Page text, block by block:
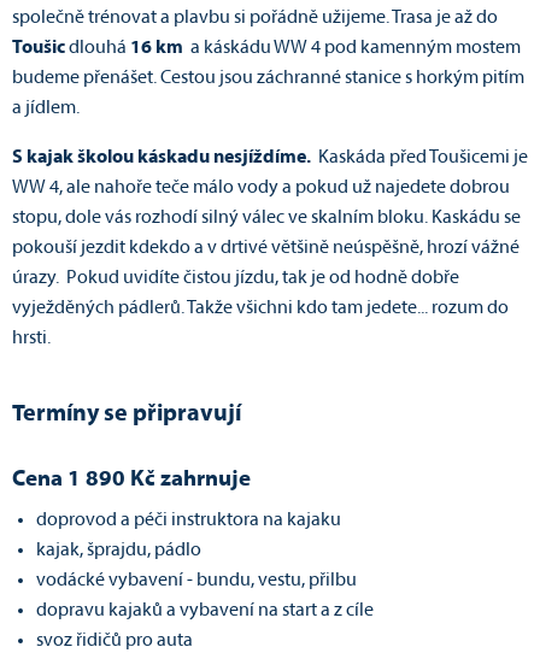
společně trénovat a plavbu si pořádně užijeme. Trasa je až do
Toušicdlouhá 16 km a káskádu WW 4 pod kamenným mostem
budeme přenášet. Cestou jsou záchranné stanice s horkým pitím
a jídlem.
S kajak školou káskadu nesjíždíme. Kaskáda před Toušicemi je
WW 4, ale nahoře teče málo vody a pokud už najedete dobrou
stopu, dole vás rozhodí silný válec ve skalním bloku. Kaskádu se
pokouší jezdit kdekdo a v drtivé většině neúspěšně, hrozí vážné
úrazy. Pokud uvidíte čistou jízdu, tak je od hodně dobře
vyježděných pádlerů. Takže všichni kdo tam jedete... rozum do
hrsti.
Termíny se připravují
Cena 1 890 Kč zahrnuje
doprovod a péči instruktora na kajaku
kajak, šprajdu, pádlo
vodácké vybavení - bundu, vestu, přilbu
dopravu kajaků a vybavení na start a z cíle
svoz řidičů pro auta